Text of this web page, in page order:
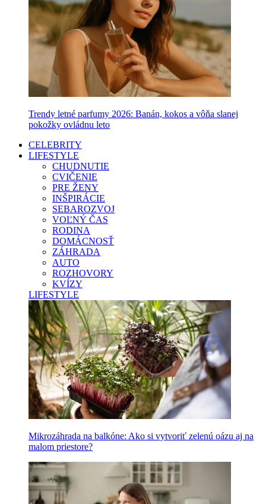
Trendy letné parfumy 2026: Banán, kokos a vôňa slanej
pokožky ovládnu leto
CELEBRITY
LIFESTYLE
CHUDNUTIE
CVIČENIE
PRE ŽENY
INŠPIRÁCIE
SEBAROZVOJ
VOĽNÝ ČAS
RODINA
DOMÁCNOSŤ
ZÁHRADA
AUTO
ROZHOVORY
KVÍZY
LIFESTYLE
Mikrozáhrada na balkóne: Ako si vytvoriť zelenú oázu aj na
malom priestore?